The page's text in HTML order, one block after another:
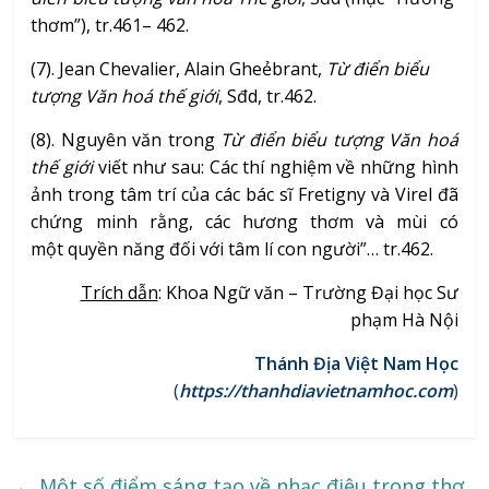
thơm”), tr.461– 462.
(7). Jean Chevalier, Alain Gheẻbrant, Từ điển biểu
tượng Văn hoá thế giới, Sđd, tr.462.
(8). Nguyên văn trong Từ điển biểu tượng Văn hoá
thế giớiviết như sau: Các thí nghiệm về những hình
ảnh trong tâm trí của các bác sĩ Fretigny và Virel đã
chứng minh rằng, các hương thơm và mùi có
một quyền năng đối với tâm lí con người”… tr.462.
Trích dẫn: Khoa Ngữ văn – Trường Đại học Sư
phạm Hà Nội
Thánh Địa Việt Nam Học
(https://thanhdiavietnamhoc.com)